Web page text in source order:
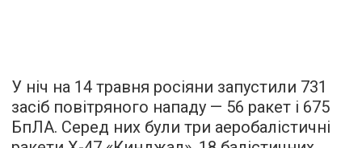
У ніч на 14 травня росіяни запустили 731
засіб повітряного нападу — 56 ракет і 675
БпЛА. Серед них були три аеробалістичні